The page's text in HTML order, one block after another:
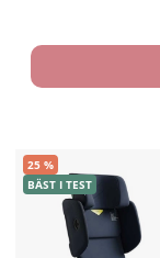
25
BÄST I TEST